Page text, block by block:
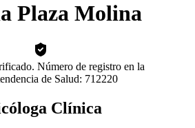
Plaza Molina
Número de registro en la
de Salud: 712220
Clínica